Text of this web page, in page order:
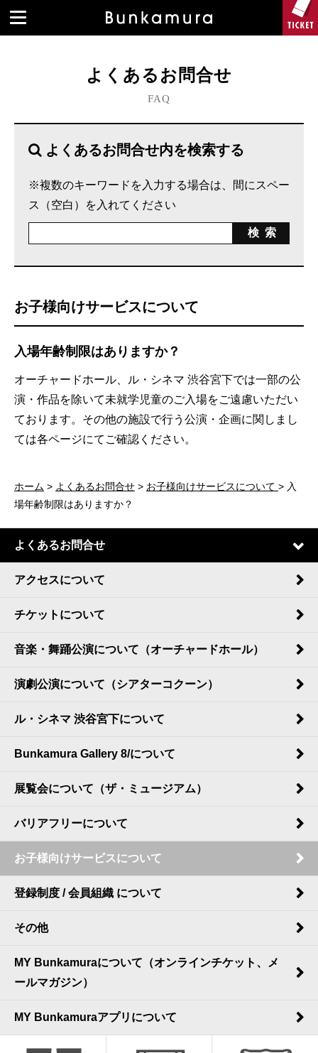
よくあるお問合せ
FAQ
よくあるお問合せ内を検索する
※複数のキーワードを入力する場合は、間にスペー
ス（空白）を入れてください
お子様向けサービスについて
入場年齢制限はありますか？
オーチャードホール、ル・シネマ 渋谷宮下では一部の公
演・作品を除いて未就学児童のご入場をご遠慮いただい
ております。その他の施設で行う公演・企画に関しまし
ては各ページにてご確認ください。
ホーム > よくあるお問合せ > お子様向けサービスについて > 入
場年齢制限はありますか？
よくあるお問合せ
アクセスについて
チケットについて
音楽・舞踊公演について（オーチャードホール）
演劇公演について（シアターコクーン）
ル・シネマ 渋谷宮下について
Bunkamura Gallery 8/について
展覧会について（ザ・ミュージアム）
バリアフリーについて
お子様向けサービスについて
登録制度 / 会員組織 について
その他
MY Bunkamuraについて（オンラインチケット、メ
ールマガジン）
MY Bunkamuraアプリについて